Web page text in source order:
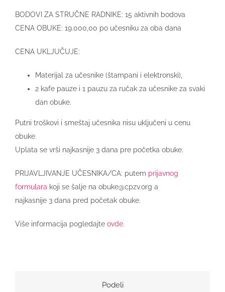
BODOVI ZA STRUČNE RADNIKE: 15 aktivnih bodova
CENA OBUKE: 19.000,00 po učesniku za oba dana
CENA UKLJUČUJE:
Materijal za učesnike (štampani i elektronski),
2 kafe pauze i 1 pauzu za ručak za učesnike za svaki
dan obuke.
Putni troškovi i smeštaj učesnika nisu uključeni u cenu
obuke.
Uplata se vrši najkasnije 3 dana pre početka obuke.
PRIJAVLJIVANJE UČESNIKA/CA: putem prijavnog
formulara koji se šalje na obuke@cpzv.org a
najkasnije 3 dana pred početak obuke.
Više informacija pogledajte ovde.
Podeli